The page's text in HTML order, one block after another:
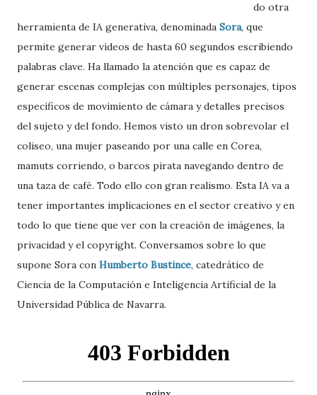
do otra
herramienta de IA generativa, denominada Sora, que
permite generar vídeos de hasta 60 segundos escribiendo
palabras clave. Ha llamado la atención que es capaz de
generar escenas complejas con múltiples personajes, tipos
específicos de movimiento de cámara y detalles precisos
del sujeto y del fondo. Hemos visto un dron sobrevolar el
coliseo, una mujer paseando por una calle en Corea,
mamuts corriendo, o barcos pirata navegando dentro de
una taza de café. Todo ello con gran realismo. Esta IA va a
tener importantes implicaciones en el sector creativo y en
todo lo que tiene que ver con la creación de imágenes, la
privacidad y el copyright. Conversamos sobre lo que
supone Sora con Humberto Bustince, catedrático de
Ciencia de la Computación e Inteligencia Artificial de la
Universidad Pública de Navarra.